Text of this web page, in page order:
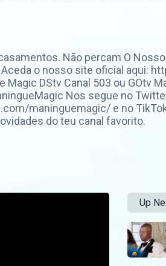
Não percam O
o nosso site oficial aqui:
DStv Canal 503 ou GOtv
Nos segue no
maninguemagic/ e no
do teu canal favorito.
Up